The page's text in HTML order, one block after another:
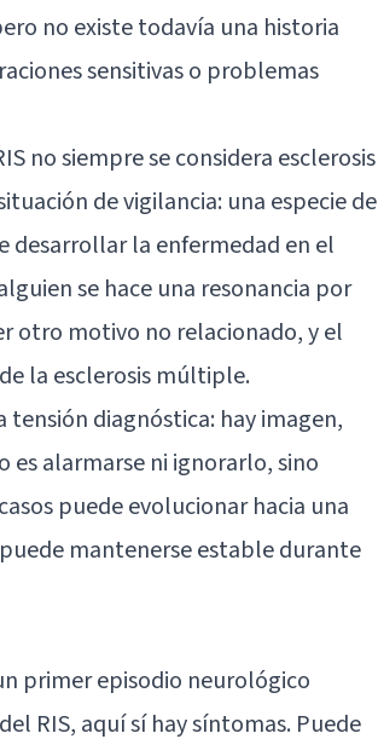
no existe todavía una historia
sensitivas o problemas
no siempre se considera esclerosis
de vigilancia: una especie de
desarrollar la enfermedad en el
se hace una resonancia por
otro motivo no relacionado, y el
la esclerosis múltiple.
diagnóstica: hay imagen,
es alarmarse ni ignorarlo, sino
puede evolucionar hacia una
mantenerse estable durante
primer episodio neurológico
RIS, aquí sí hay síntomas. Puede